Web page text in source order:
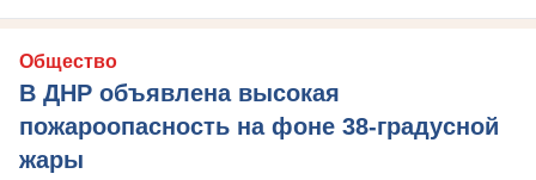
Общество
В ДНР объявлена высокая
пожароопасность на фоне 38-градусной
жары